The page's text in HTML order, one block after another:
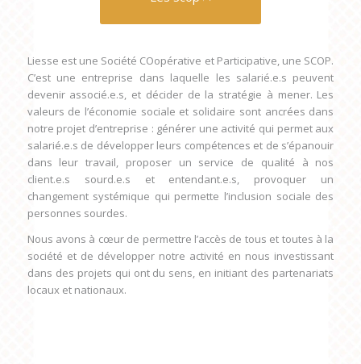
Liesse est une Société COopérative et Participative, une SCOP.
C’est une entreprise dans laquelle les salarié.e.s peuvent
devenir associé.e.s, et décider de la stratégie à mener. Les
valeurs de l’économie sociale et solidaire sont ancrées dans
notre projet d’entreprise : générer une activité qui permet aux
salarié.e.s de développer leurs compétences et de s’épanouir
dans leur travail, proposer un service de qualité à nos
client.e.s sourd.e.s et entendant.e.s, provoquer un
changement systémique qui permette l’inclusion sociale des
personnes sourdes.
Nous avons à cœur de permettre l’accès de tous et toutes à la
société et de développer notre activité en nous investissant
dans des projets qui ont du sens, en initiant des partenariats
locaux et nationaux.